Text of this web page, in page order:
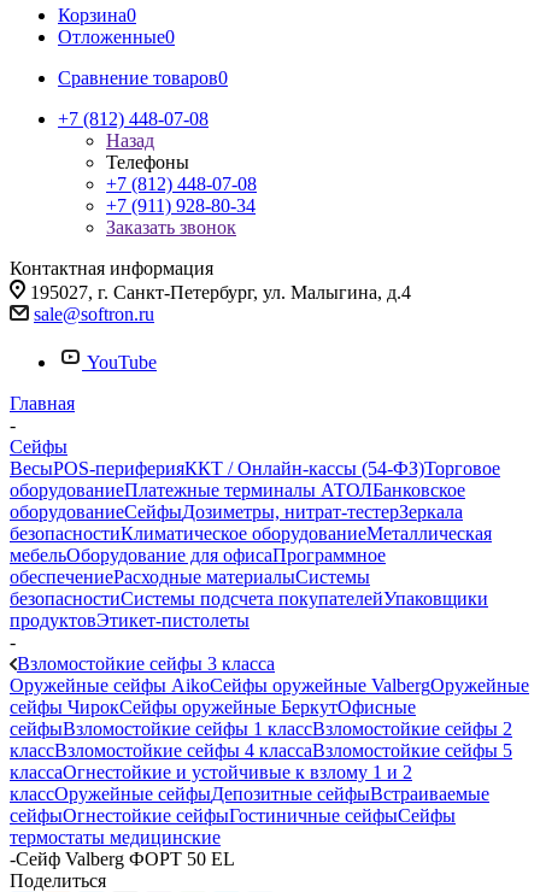
Корзина0
Отложенные0
Сравнение товаров0
+7 (812) 448-07-08
Назад
Телефоны
+7 (812) 448-07-08
+7 (911) 928-80-34
Заказать звонок
Контактная информация
195027, г. Санкт-Петербург, ул. Малыгина, д.4
sale@softron.ru
YouTube
Главная
-
Сейфы
ВесыPOS-периферияККТ / Онлайн-кассы (54-ФЗ)Торговое
оборудованиеПлатежные терминалы АТОЛБанковское
оборудованиеСейфыДозиметры, нитрат-тестерЗеркала
безопасностиКлиматическое оборудованиеМеталлическая
мебельОборудование для офисаПрограммное
обеспечениеРасходные материалыСистемы
безопасностиСистемы подсчета покупателейУпаковщики
продуктовЭтикет-пистолеты
-
Взломостойкие сейфы 3 класса
Оружейные сейфы AikoСейфы оружейные ValbergОружейные
сейфы ЧирокСейфы оружейные БеркутОфисные
сейфыВзломостойкие сейфы 1 классВзломостойкие сейфы 2
классВзломостойкие сейфы 4 классаВзломостойкие сейфы 5
классаОгнестойкие и устойчивые к взлому 1 и 2
классОружейные сейфыДепозитные сейфыВстраиваемые
сейфыОгнестойкие сейфыГостиничные сейфыСейфы
термостаты медицинские
-Сейф Valberg ФОРТ 50 EL
Поделиться